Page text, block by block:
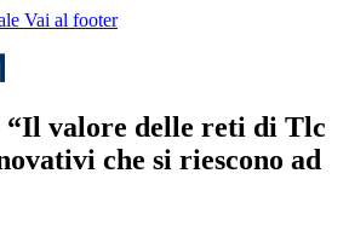
Vai al footer
valore delle reti di Tlc
che si riescono ad